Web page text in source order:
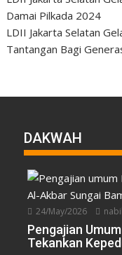
Damai Pilkada 2024
LDII Jakarta Selatan
Tantangan Bagi
DAKWAH
24/May/2026 nabil
Pengajian
Tekankan